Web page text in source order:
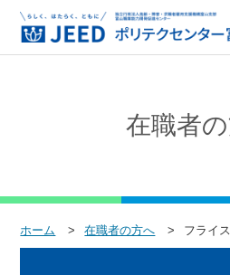
在職者
ホーム 在職者の方へ フライ